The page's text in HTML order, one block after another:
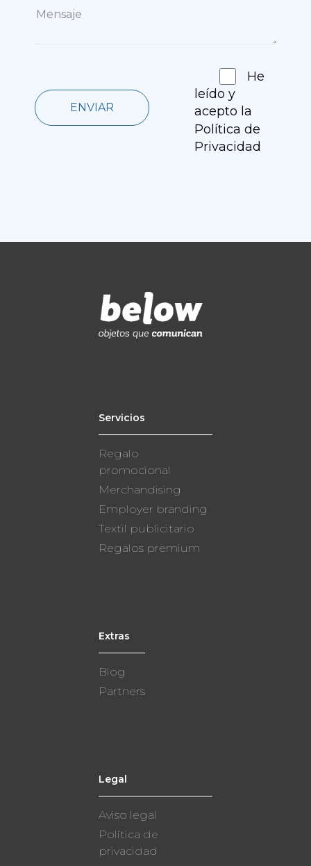
ENVIAR
He
leído y
acepto la
Política de
Privacidad
Servicios
Regalo
promocional
Merchandising
Employer branding
Textil publicitario
Regalos premium
Extras
Blog
Partners
Legal
Aviso legal
Política de
privacidad